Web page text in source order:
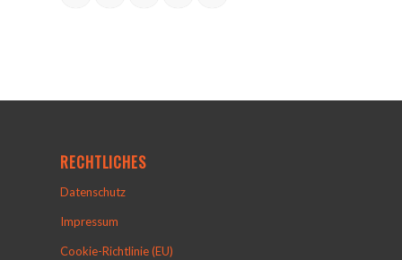
RECHTLICHES
Datenschutz
Impressum
Cookie-Richtlinie (EU)